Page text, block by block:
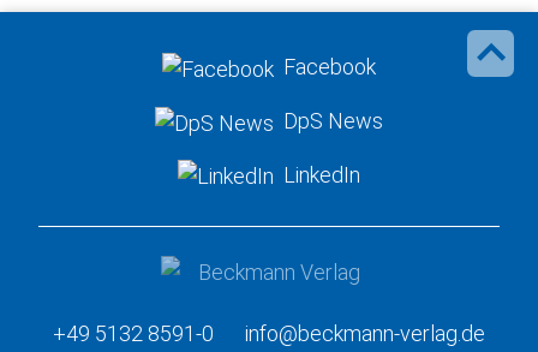
Facebook
DpS News
LinkedIn
+49 5132 8591-0
info@beckmann-verlag.de